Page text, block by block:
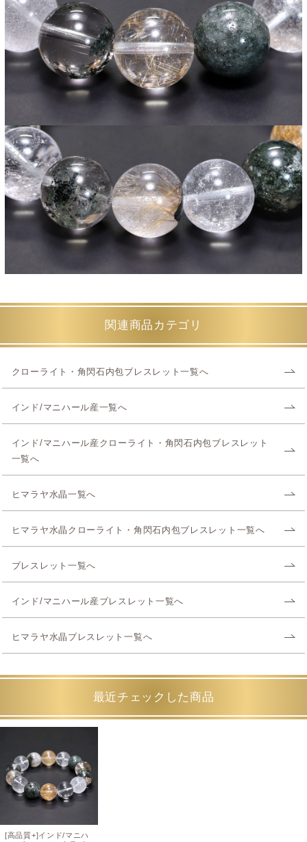
関連商品カテゴリ
クローライト・角閃石内包ブレスレット一覧へ
インド/マニハール産一覧へ
インド/マニハール産クローライト・角閃石内包ブレスレット
一覧へ
ヒマラヤ水晶一覧へ
ヒマラヤ水晶クローライト・角閃石内包ブレスレット一覧へ
ブレスレット一覧へ
インド/マニハール産ブレスレット一覧へ
ヒマラヤ水晶ブレスレット一覧へ
最近チェックした商品
[高品質+]インド/マニハ